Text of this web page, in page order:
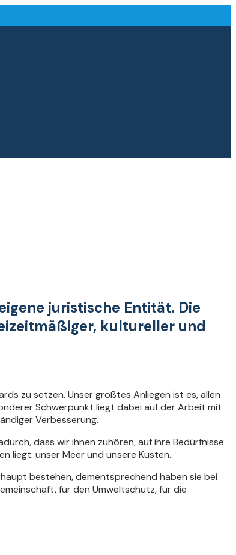
juristische Entität. Die
kultureller und
zu setzen. Unser größtes Anliegen ist es, allen
Schwerpunkt liegt dabei auf der Arbeit mit
Verbesserung.
dass wir ihnen zuhören, auf ihre Bedürfnisse
liegt: unser Meer und unsere Küsten.
bestehen, dementsprechend haben sie bei
für den Umweltschutz, für die